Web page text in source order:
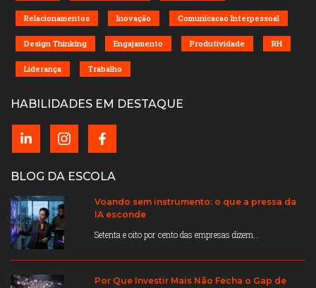
Relacionamentos Inovação Comunicacao Interpessoal
Design Thinking Engajamento Produtividade RH
Liderança Trabalho
HABILIDADES EM DESTAQUE
BLOG DA ESCOLA
Voando sem instrumento: o que a pressa da
IA esconde
Setenta e oito por cento das empresas dizem...
Por Que Investir Mais Não Fecha o Gap de